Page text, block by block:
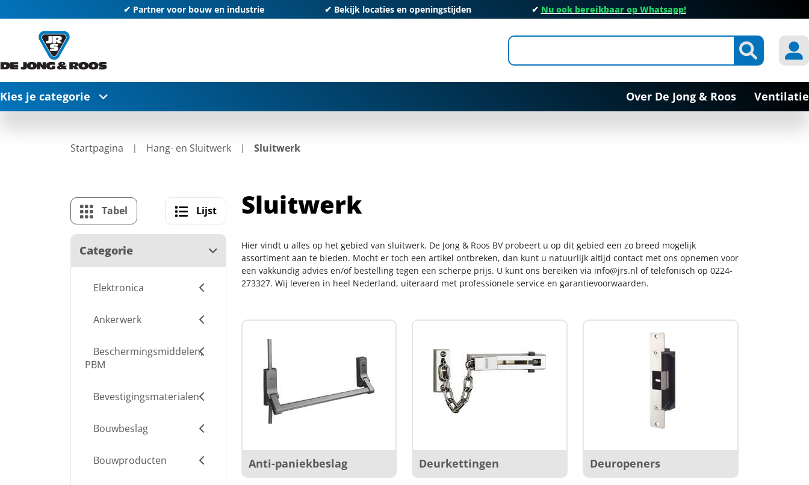
✔ Partner voor bouw en industrie ✔ Bekijk locaties en openingstijden ✔ Nu ook bereikbaar op Whatsapp!
Kies je categorie Over De Jong & Roos Ventilatie
Startpagina Hang- en Sluitwerk Sluitwerk
Tabel Lijst
Categorie
Elektronica
Ankerwerk
Beschermingsmiddelen,
PBM
Bevestigingsmaterialen
Bouwbeslag
Bouwproducten
Sluitwerk
Hier vindt u alles op het gebied van sluitwerk. De Jong & Roos BV probeert u op dit gebied een zo breed mogelijk
assortiment aan te bieden. Mocht er toch een artikel ontbreken, dan kunt u natuurlijk altijd contact met ons opnemen voor
een vakkundig advies en/of bestelling tegen een scherpe prijs. U kunt ons bereiken via info@jrs.nl of telefonisch op 0224-
273327. Wij leveren in heel Nederland, uiteraard met professionele service en garantievoorwaarden.
Anti-paniekbeslag Deurkettingen Deuropeners